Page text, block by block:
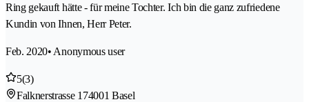
Ring gekauft hätte - für meine Tochter. Ich bin die ganz zufriedene
Kundin von Ihnen, Herr Peter.
Feb. 2020• Anonymous user
5(3)
Falknerstrasse 174001 Basel